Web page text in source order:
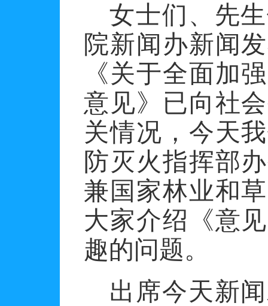
女士们、先
院新闻办新闻
《关于全面加
意见》已向社
关情况，今天
防灭火指挥部
兼国家林业和
大家介绍《意
趣的问题。
出席今天新